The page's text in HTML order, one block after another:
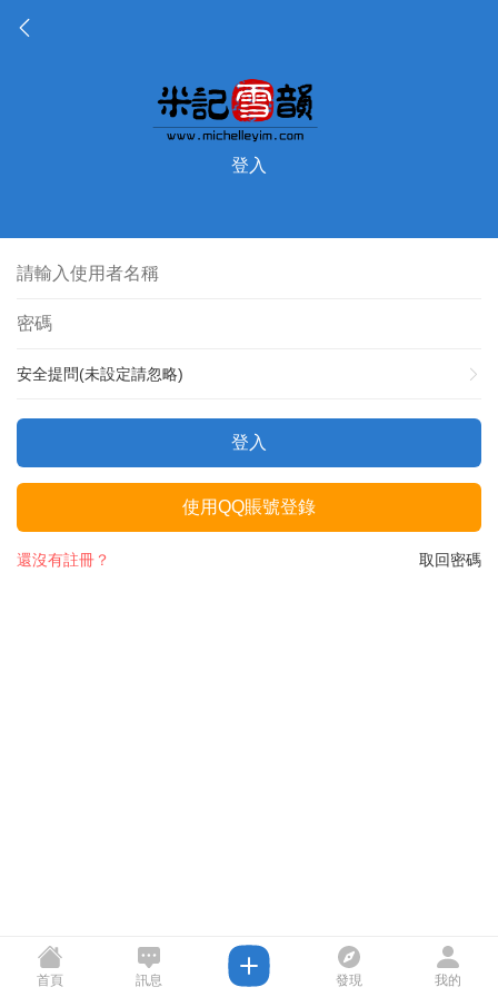
登入
安全提問(未設定請忽略)
登入
使用QQ賬號登錄
取回密碼
還沒有註冊？
首頁 訊息 發現 我的